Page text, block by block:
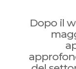
Dopo il